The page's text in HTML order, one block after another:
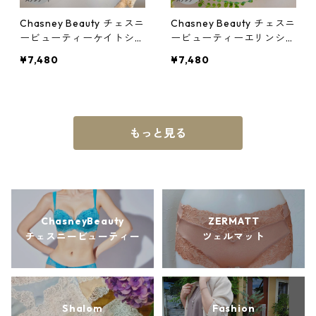
Chasney Beauty チェスニ
ービューティーケイトショ
¥7,480
Chasney Beauty チェスニ
ービューティーエリンショ
e
¥7,480
もっと見る
ChasneyBeauty
チェスニービューティー
ZERMATT
ツェルマット
Shalom
Fashion